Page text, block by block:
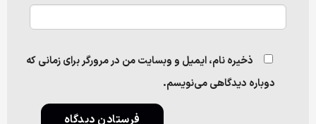
ذخیره نام، ایمیل و وبسایت من در مرورگر برای زمانی که
دوباره دیدگاهی می‌نویسم.